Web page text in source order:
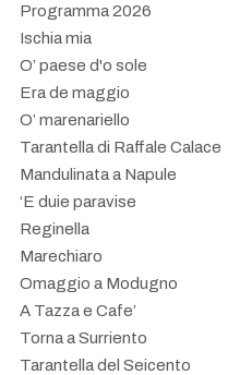
Programma 2026
Ischia mia
O’ paese d'o sole
Era de maggio
O’ marenariello
Tarantella di Raffale Calace
Mandulinata a Napule
‘E duie paravise
Reginella
Marechiaro
Omaggio a Modugno
A Tazza e Cafe’
Torna a Surriento
Tarantella del Seicento